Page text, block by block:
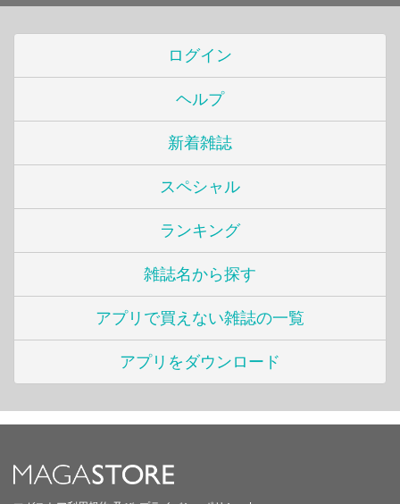
ログイン
ヘルプ
新着雑誌
スペシャル
ランキング
雑誌名から探す
アプリで買えない雑誌の一覧
アプリをダウンロード